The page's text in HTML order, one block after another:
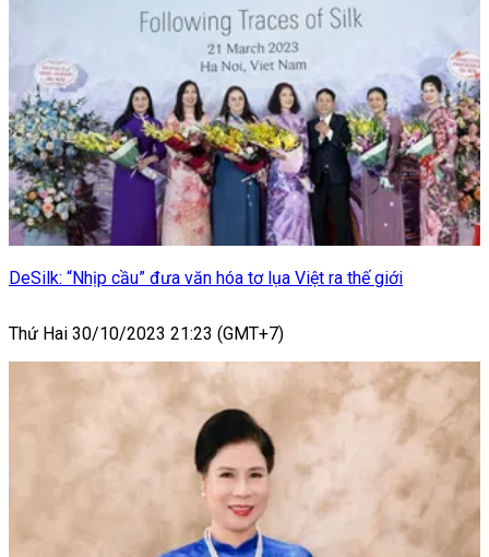
DeSilk: “Nhịp cầu” đưa văn hóa tơ lụa Việt ra thế giới
Thứ Hai 30/10/2023 21:23 (GMT+7)